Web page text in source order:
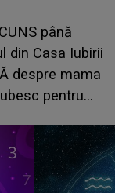
până
din Casa Iubirii
despre mama
pentru